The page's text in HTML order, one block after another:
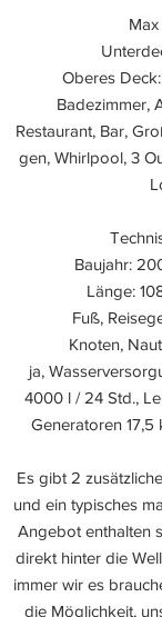
Max
Oberes
Badezimmer,
Restaurant, Bar,
gen, Whirlpool, 3
Baujahr:
Länge:
Fuß,
Knoten,
ja,
4000 l / 24 Std.,
Generatoren
Es gibt 2
und ein typisches
Angebot enthalten
direkt hinter die
immer wir es
die Möglichkeit,